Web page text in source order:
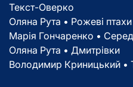
Текст-Оверко
Оляна Рута • Рожеві птахи
Марія Гончаренко •
Оляна Рута • Дмитрівки
Володимир Криницький •